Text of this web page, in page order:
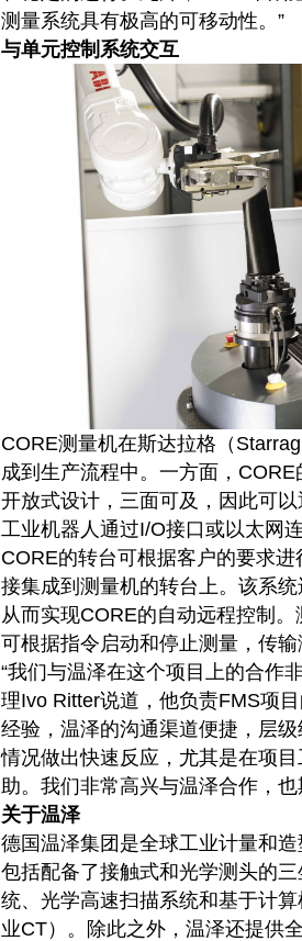
测量系统具有极高的可移动性。”
与单元控制系统交互
CORE测量机在斯达拉格（
成到生产流程中。一方面，
开放式设计，三面可及，因此可
工业机器人通过I/O接口或以太网
CORE的转台可根据客户的要求
接集成到测量机的转台上。该系
从而实现CORE的自动远程控制
可根据指令启动和停止测量，传
“我们与温泽在这个项目上的合作
理Ivo Ritter说道，他负责FMS项
经验，温泽的沟通渠道便捷，层
情况做出快速反应，尤其是在项
助。我们非常高兴与温泽合作，
关于温泽
德国温泽集团是全球工业计量和
包括配备了接触式和光学测头的
统、光学高速扫描系统和基于计
业CT）。除此之外，温泽还提供